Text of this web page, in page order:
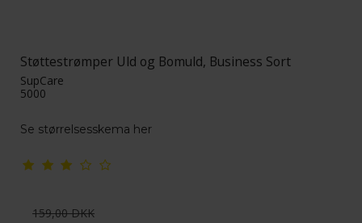
Støttestrømper Uld og Bomuld, Business Sort
SupCare
5000
Se størrelsesskema her
159,00 DKK